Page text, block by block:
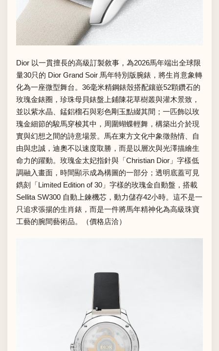
Dior 以一貫擅長的高級訂製敘事，為2026馬年端出全球限
量30只的 Dior Grand Soir 馬年特別版腕錶，將生肖意象轉
化為一座微型舞台。36毫米精鋼錶殼搭配鑲嵌52顆鑽石的
玫瑰金錶圈，珍珠母貝錶盤上鋪陳花草樹叢與灌木景致，
並以紫水晶、錳鋁榴石與彩色剛玉點綴其間；一匹飾以玫
瑰金細節的駿馬穿梭其中，周圍蝴蝶輕舞，構築出介於現
實與幻想之間的詩意場景。馬在東方文化中象徵熱情、自
由與忠誠，迪奧不以速度取勝，而是以層次與光澤描繪生
命力的躍動。玫瑰金太妃指針與「Christian Dior」字樣低
調融入畫面，時間顯示成為構圖的一部分；透明底蓋可見
鐫刻「Limited Edition of 30」字樣的玫瑰金自動盤，搭載
Sellita SW300 自動上鍊機芯，動力儲存42小時。這不是一
只追求張揚的生肖錶，而是一件將馬年精神化為高級珠寶
工藝的腕間藝術品。（價格店洽）